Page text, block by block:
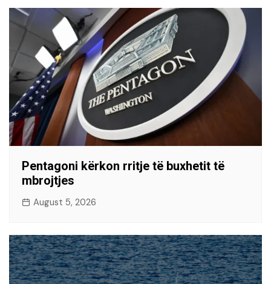
Pentagoni kërkon rritje të buxhetit të
mbrojtjes
August 5, 2026